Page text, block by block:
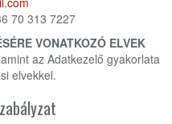
70 313 7227
VONATKOZÓ ELVEK
az Adatkezelő gyakorlata
elvekkel.